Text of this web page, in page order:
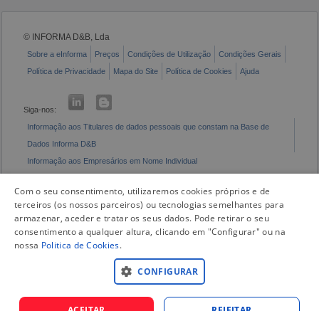
© INFORMA D&B, Lda
Sobre a eInforma Preços Condições de Utilização
Condições Gerais
Política de Privacidade
Mapa do Site Política de Cookies Ajuda
Siga-nos:
Informação aos Titulares de dados pessoais que constam na Base de
Dados Informa D&B
Informação aos Empresários em Nome Individual
Com o seu consentimento, utilizaremos cookies próprios e de
terceiros (os nossos parceiros) ou tecnologias semelhantes para
armazenar, aceder e tratar os seus dados. Pode retirar o seu
consentimento a qualquer altura, clicando em "Configurar" ou na
nossa Politica de Cookies.
CONFIGURAR